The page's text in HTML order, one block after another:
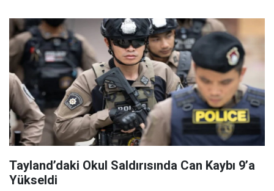
Tayland’daki Okul Saldırısında Can Kaybı 9’a
Yükseldi